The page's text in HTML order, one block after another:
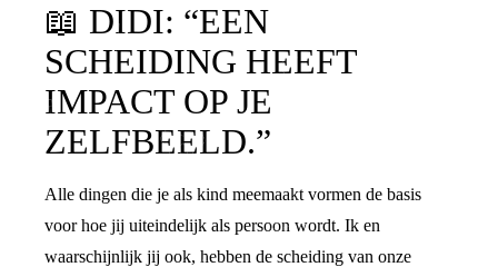
📖 DIDI: “EEN
SCHEIDING HEEFT
IMPACT OP JE
ZELFBEELD.”
Alle dingen die je als kind meemaakt vormen de basis
voor hoe jij uiteindelijk als persoon wordt. Ik en
waarschijnlijk jij ook, hebben de scheiding van onze